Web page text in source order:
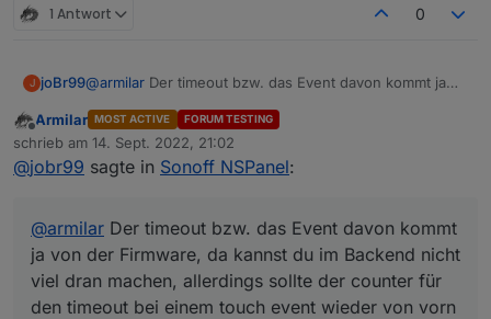
1 Antwort 0
J joBr99@armilar Der timeout bzw. das Event davon kommt ja
dran machen, allerdings sollte der counter für den
timeout bei einem touch event wieder von vorn
beginnen.
Offline
Armilar MOST ACTIVE FORUM TESTING
schrieb am 14. Sept. 2022, 21:02
zuletzt editiert von
@jobr99 sagte in Sonoff NSPanel:
@armilar Der timeout bzw. das Event davon kommt
ja von der Firmware, da kannst du im Backend nicht
viel dran machen, allerdings sollte der counter für
den timeout bei einem touch event wieder von vorn